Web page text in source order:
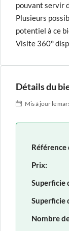
pouvant servir
Plusieurs
potentiel à ce
Visite 360°
Détails du
Mis à jour le
Référence
Prix:
Superficie
Superficie
Nombre